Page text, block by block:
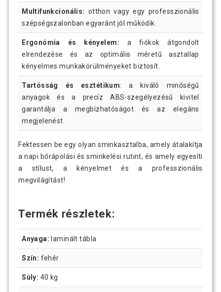
Multifunkcionális: otthon vagy egy professzionális
szépségszalonban egyaránt jól működik.
Ergonómia és kényelem: a fiókok átgondolt
elrendezése és az optimális méretű asztallap
kényelmes munkakörülményeket biztosít.
Tartósság és esztétikum: a kiváló minőségű
anyagok és a precíz ABS-szegélyezésű kivitel
garantálja a megbízhatóságot és az elegáns
megjelenést.
Fektessen be egy olyan sminkasztalba, amely átalakítja
a napi bőrápolási és sminkelési rutint, és amely egyesíti
a stílust, a kényelmet és a professzionális
megvilágítást!
Termék részletek:
Anyaga: laminált tábla
Szín: fehér
Súly: 40 kg